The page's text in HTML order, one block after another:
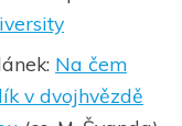
Na čem
v dvojhvězdě